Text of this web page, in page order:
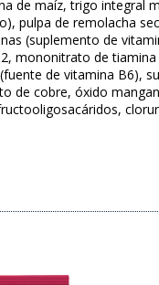
de maíz, trigo integral
pulpa de remolacha
(suplemento de
mononitrato de
de vitamina B6),
de cobre, óxido